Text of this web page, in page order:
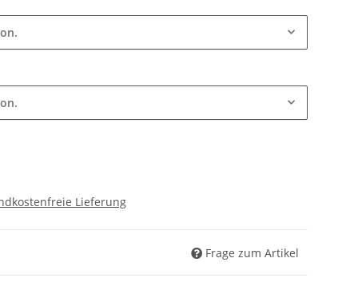
Lieferung
Frage zum Artikel